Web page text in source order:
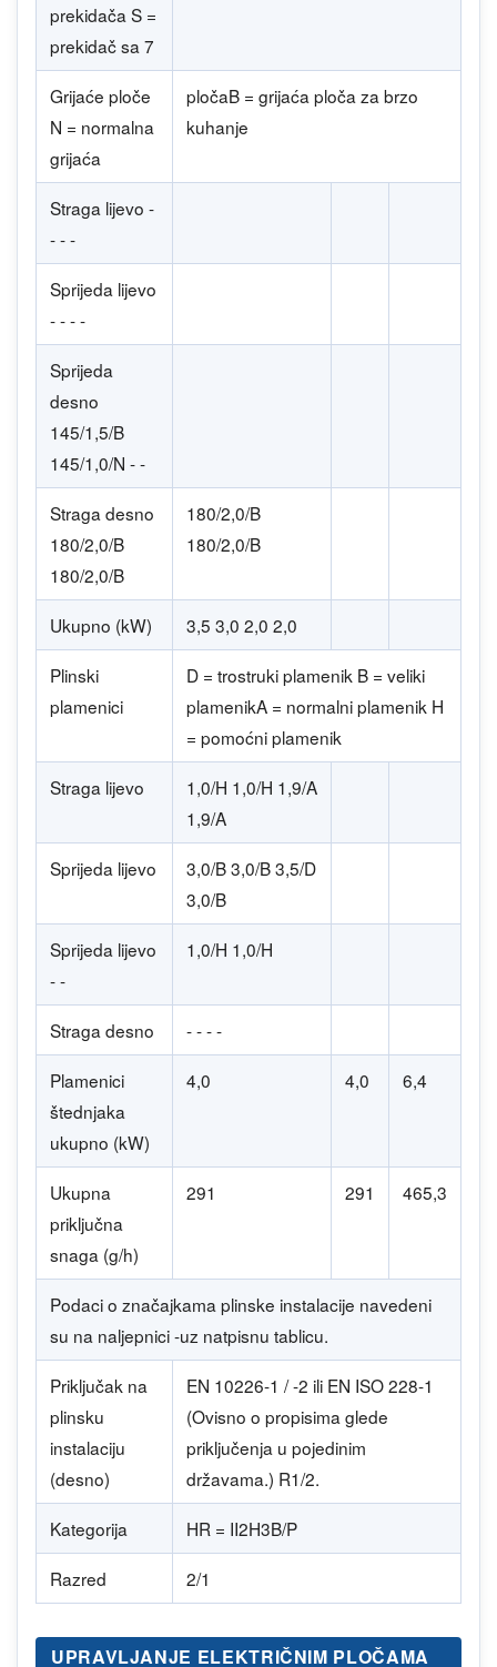
prekidača S =
prekidač sa 7
Grijaće ploče
N = normalna
grijaća
pločaB = grijaća ploča za brzo
kuhanje
Straga lijevo -
- - -
Sprijeda lijevo
- - - -
Sprijeda
desno
145/1,5/B
145/1,0/N - -
Straga desno
180/2,0/B
180/2,0/B
180/2,0/B
180/2,0/B
Ukupno (kW) 3,5 3,0 2,0 2,0
Plinski
plamenici
D = trostruki plamenik B = veliki
plamenikA = normalni plamenik H
= pomoćni plamenik
Straga lijevo
1,0/H 1,0/H 1,9/A
1,9/A
Sprijeda lijevo
3,0/B 3,0/B 3,5/D
3,0/B
Sprijeda lijevo
- -
1,0/H 1,0/H
Straga desno - - - -
Plamenici
štednjaka
ukupno (kW)
4,0 4,0 6,4
Ukupna
priključna
snaga (g/h)
291 291 465,3
Podaci o značajkama plinske instalacije navedeni
su na naljepnici -uz natpisnu tablicu.
Priključak na
plinsku
instalaciju
(desno)
EN 10226-1 / -2 ili EN ISO 228-1
(Ovisno o propisima glede
priključenja u pojedinim
državama.) R1/2.
Kategorija HR = II2H3B/P
Razred 2/1
UPRAVLJANJE ELEKTRIČNIM PLOČAMA